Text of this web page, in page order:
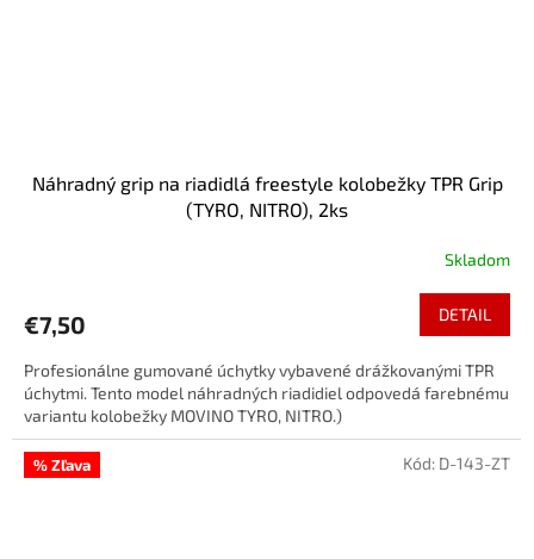
Náhradný grip na riadidlá freestyle kolobežky TPR Grip
(TYRO, NITRO), 2ks
Skladom
€7,50 DETAIL
Profesionálne gumované úchytky vybavené drážkovanými TPR
úchytmi. Tento model náhradných riadidiel odpovedá farebnému
variantu kolobežky MOVINO TYRO, NITRO.)
% Zľava Kód: D-143-ZT